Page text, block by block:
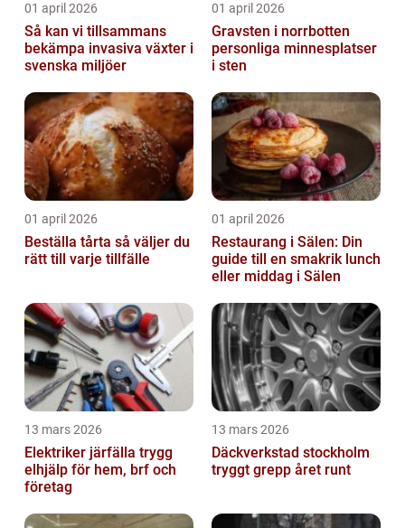
01 april 2026
Så kan vi tillsammans
bekämpa invasiva växter i
svenska miljöer
01 april 2026
Gravsten i norrbotten
personliga minnesplatser
i sten
01 april 2026
Beställa tårta så väljer du
rätt till varje tillfälle
01 april 2026
Restaurang i Sälen: Din
guide till en smakrik lunch
eller middag i Sälen
13 mars 2026
Elektriker järfälla trygg
elhjälp för hem, brf och
företag
13 mars 2026
Däckverkstad stockholm
tryggt grepp året runt